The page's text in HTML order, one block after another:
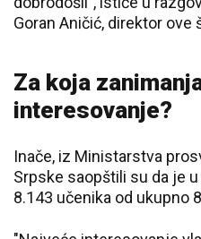
Goran Aničić, direktor ove
Za koja
interesovanje?
Inače, iz Ministarstva
Srpske saopštili su da je
8.143 učenika od ukupno